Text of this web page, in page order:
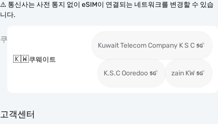
⚠️ 통신사는 사전 통지 없이 eSIM이 연결되는 네트워크를 변경할 수 있습
니다.
쿠
🇰🇼쿠웨이트
Kuwait Telecom Company K S C
K.S.C Ooredoo zain KW
고객센터